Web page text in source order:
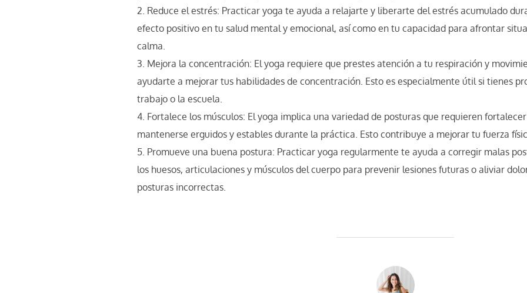
Reduce el estrés: Practicar yoga te ayuda a relajarte y liberarte del estrés acumulado
efecto positivo en tu salud mental y emocional, así como en tu capacidad para afrontar
calma.
Mejora la concentración: El yoga requiere que prestes atención a tu respiración y
ayudarte a mejorar tus habilidades de concentración. Esto es especialmente útil si tienes
trabajo o la escuela.
Fortalece los músculos: El yoga implica una variedad de posturas que requieren
mantenerse erguidos y estables durante la práctica. Esto contribuye a mejorar tu fuerza
Promueve una buena postura: Practicar yoga regularmente te ayuda a corregir malas
los huesos, articulaciones y músculos del cuerpo para prevenir lesiones futuras o aliviar
posturas incorrectas.
AUTOR DE LA PUBLICACIÓN